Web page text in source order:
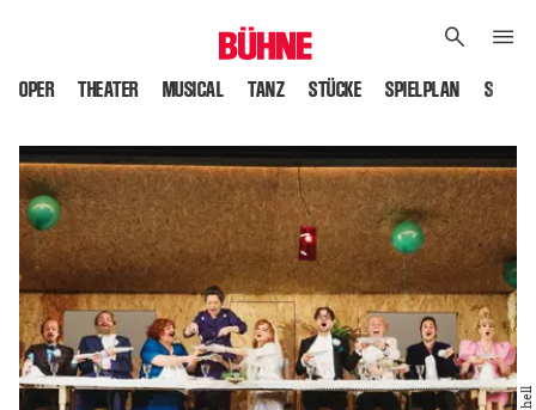
OPER THEATER MUSICAL TANZ STÜCKE SPIELPLAN